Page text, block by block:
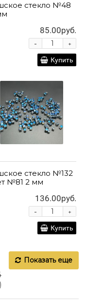
стекло №48
85.00руб.
+
-
Купить
стекло №132
№81 2 мм
136.00руб.
+
-
Купить
Показать еще